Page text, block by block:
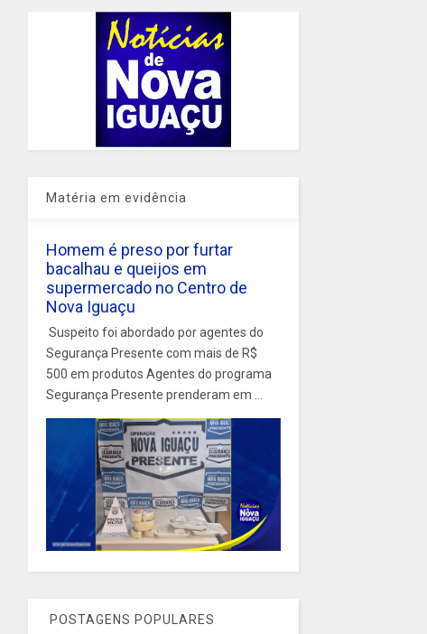
Matéria em evidência
Homem é preso por furtar
bacalhau e queijos em
supermercado no Centro de
Nova Iguaçu
Suspeito foi abordado por agentes do
Segurança Presente com mais de R$
500 em produtos Agentes do programa
Segurança Presente prenderam em ...
POSTAGENS POPULARES